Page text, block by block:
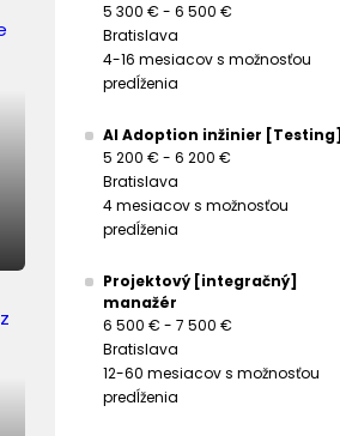
5 300 € - 6 500 €
Bratislava
4-16 mesiacov s možnosťou
predĺženia
AI Adoption inžinier [Testing]
5 200 € - 6 200 €
Bratislava
4 mesiacov s možnosťou
predĺženia
Projektový [integračný]
manažér
6 500 € - 7 500 €
Bratislava
12-60 mesiacov s možnosťou
predĺženia